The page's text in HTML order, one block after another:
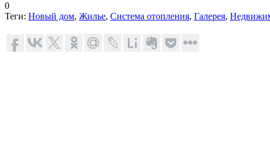
0
Теги: Новый дом, Жилье, Система отопления, Галерея,